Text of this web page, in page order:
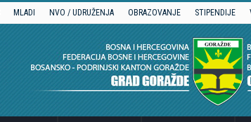
MLADI NVO / UDRUŽENJA OBRAZOVANJE STIPENDIJE